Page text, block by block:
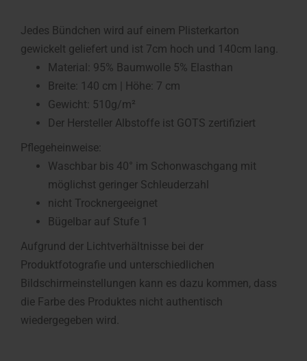
Jedes Bündchen wird auf einem Plisterkarton
gewickelt geliefert und ist 7cm hoch und 140cm lang.
Material: 95% Baumwolle 5% Elasthan
Breite: 140 cm | Höhe: 7 cm
Gewicht: 510g/m²
Der Hersteller Albstoffe ist GOTS zertifiziert
Pflegeheinweise:
Waschbar bis 40° im Schonwaschgang mit
möglichst geringer Schleuderzahl
nicht Trocknergeeignet
Bügelbar auf Stufe 1
Aufgrund der Lichtverhältnisse bei der
Produktfotografie und unterschiedlichen
Bildschirmeinstellungen kann es dazu kommen, dass
die Farbe des Produktes nicht authentisch
wiedergegeben wird.